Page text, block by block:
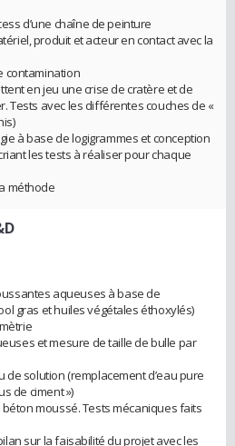
d’une chaîne de peinture
produit et acteur en contact avec la
contamination
en jeu une crise de cratère et de
Tests avec les différentes couches de «
à base de logigrammes et conception
les tests à réaliser pour chaque
méthode
aqueuses à base de
gras et huiles végétales éthoxylés)
et mesure de taille de bulle par
de solution (remplacement d’eau pure
de ciment »)
moussé. Tests mécaniques faits
sur la faisabilité du projet avec les